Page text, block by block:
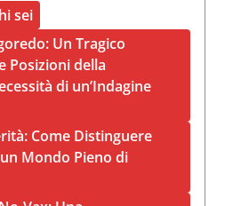
sei
Un Tragico
Posizioni della
di un’Indagine
Come Distinguere
Mondo Pieno di